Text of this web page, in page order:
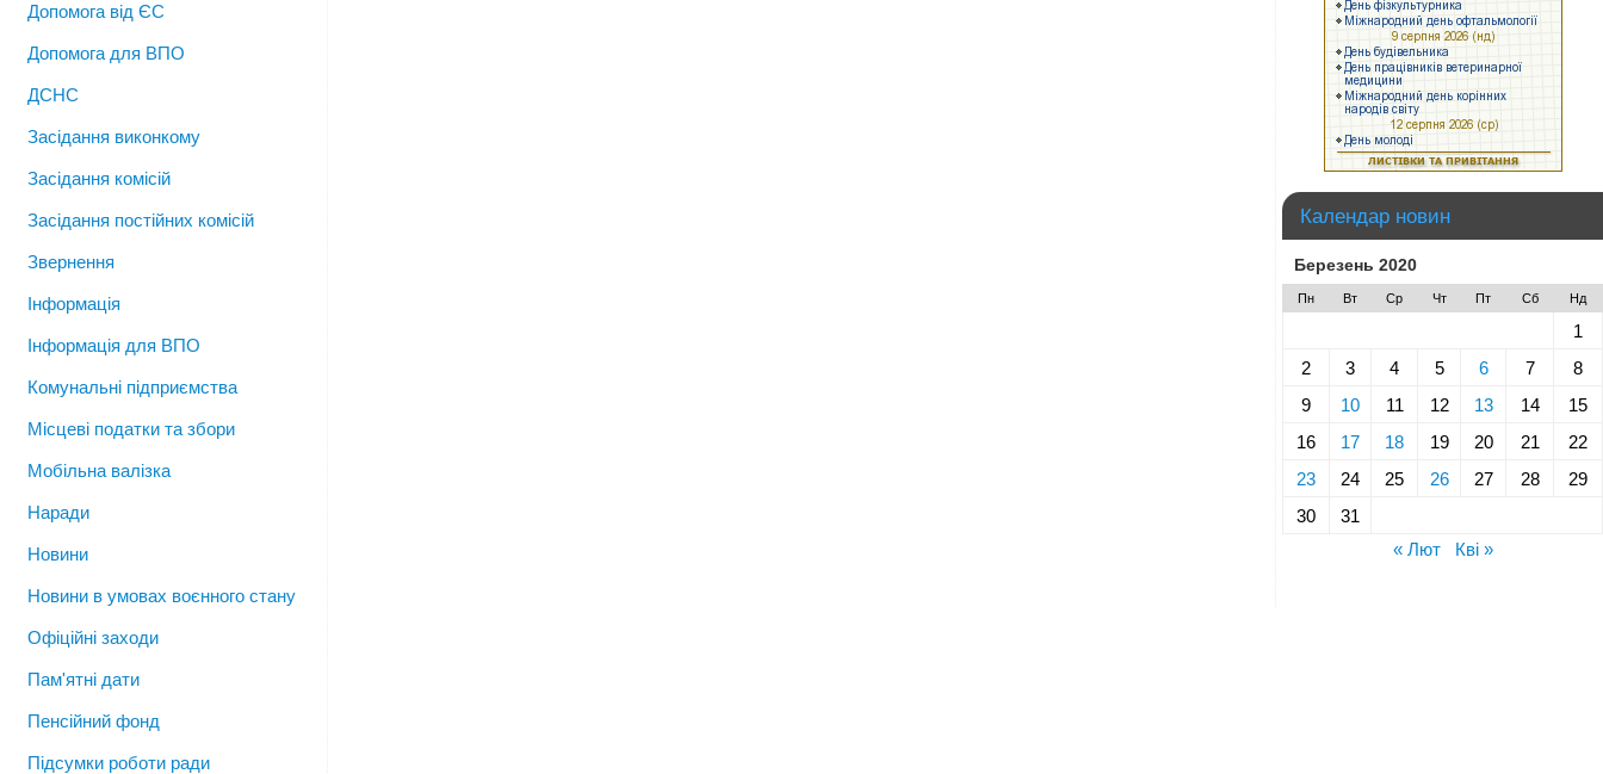
Допомога від ЄС
Допомога для ВПО
ДСНС
Засідання виконкому
Засідання комісій
Засідання постійних комісій
Звернення
Інформація
Інформація для ВПО
Комунальні підприємства
Місцеві податки та збори
Мобільна валізка
Наради
Новини
Новини в умовах воєнного стану
Офіційні заходи
Пам'ятні дати
Пенсійний фонд
Підсумки роботи ради
Календар новин
Березень 2020
Пн Вт Ср Чт Пт Сб Нд
1
2
3 4 5 6 7
8
9
10 11 12 13 14
15
16
17 18 19 20 21
22
23
24 25 26 27 28
29
30
31
« Лют
Кві »